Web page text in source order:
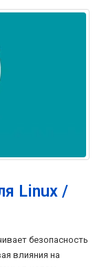
Linux /
безопасность
влияния на